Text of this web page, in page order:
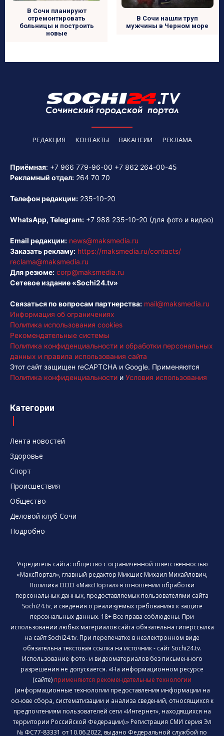
В Сочи планируют
отремонтировать
больницы и построить
новые
В Сочи нашли труп
мужчины в Черном море
РЕДАКЦИЯ КОНТАКТЫ ВАКАНСИИ РЕКЛАМА
Приёмная: +7 966 779-96-00 +7 862 264-00-45
Рекламный отдел: 264 70 70
Телефон редакции: 235-10-20
WhatsApp, Telegram: +7 988 235-10-20 (для фото и видео)
Email редакции: news@maksmedia.ru
Заказать рекламу: https://maksmedia.ru/contacts/
reclama@maksmedia.ru
Для резюме: corp@maksmedia.ru
Сетевое издание «Sochi24.tv»
Связаться по вопросам партнерства: mail@maksmedia.ru
Информация об ограничениях
Политика использования cookies
Рекомендательные системы
Политика конфиденциальности и обработки персональных
данных и правила использования сайта
Этот сайт защищен reCAPTCHA и Google. Применяются
Политика конфиденциальности и Условия использования
Категории
Лента новостей
Здоровье
Спорт
Происшествия
Общество
Деловой клуб Сочи
Подробно
Учредитель сайта: общество с ограниченной ответственностью
«МаксПортал», главный редактор Микшис Михаил Михайлович,
Политика ООО «МаксПортал» в отношении обработки
персональных данных, предоставляемых пользователями сайта
Sochi24.tv, и сведения о реализуемых требованиях к защите
персональных данных. 18+ Все права соблюдены. При
использовании любых материалов сайта обязательна гиперссылка
на сайт Sochi24.tv. При перепечатке в неэлектронном виде
обязательна текстовая ссылка на источник - сайт Sochi24.tv.
Использование фото- и видеоматериалов без письменного
разрешения не допускается. «На информационном ресурсе
(сайте) применяются рекомендательные технологии
(информационные технологии предоставления информации на
основе сбора, систематизации и анализа сведений, относящихся к
предпочтениям пользователей сети «Интернет», находящихся на
территории Российской Федерации).» Регистрация СМИ серия Эл
№ ФС77-83331 от 10.06.2022, выдано Федеральной службой по